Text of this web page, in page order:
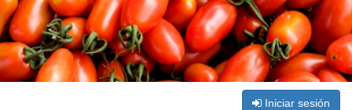
Iniciar sesión